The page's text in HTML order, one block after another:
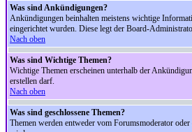
Was sind Ankündigungen?
Ankündigungen beinhalten meistens wichtige
eingerichtet wurden. Diese legt der Board-
Nach oben
Was sind Wichtige Themen?
Wichtige Themen erscheinen unterhalb der
erstellen darf.
Nach oben
Was sind geschlossene Themen?
Themen werden entweder vom Forumsmoderator